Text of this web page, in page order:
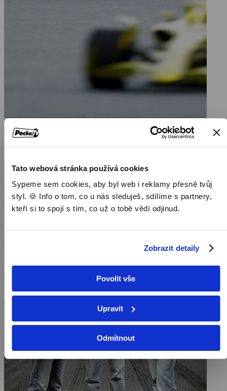
Tato webová stránka používá cookies
Sypeme sem cookies, aby byl web i reklamy přesně tvůj
styl. 🍪 Info o tom, co u nás sleduješ, sdílíme s partnery,
kteří si to spojí s tím, co už o tobě vědí odjinud.
Zobrazit detaily
Povolit vše
Upravit
Odmítnout
Mohlo by vás také bavit